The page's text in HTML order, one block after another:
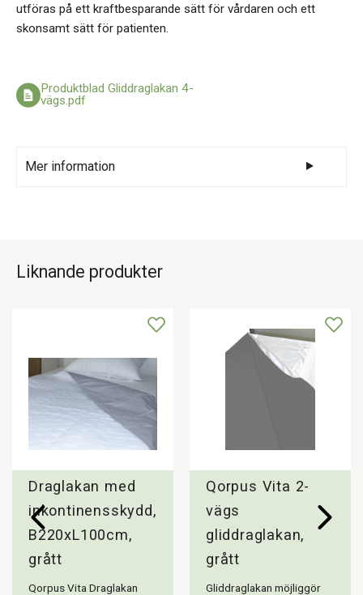
utföras på ett kraftbesparande sätt för vårdaren och ett
skonsamt sätt för patienten.
Produktblad Gliddraglakan 4-
vägs.pdf
Mer information
Rekommenderas säng bredd: 90 - 120 cm
Max brukarvikt: 220 kg
Glidytan: 50 % Bomull, 50 % Polyester
100 % Polyester
Övriga information: Produkt innehåller inte
PVC
Liknande produkter
Draglakan med
inkontinensskydd,
B220xL100cm,
grått
Qorpus Vita Draglakan
Qorpus Vita 2-
vägs
gliddraglakan,
grått
Gliddraglakan möjliggör